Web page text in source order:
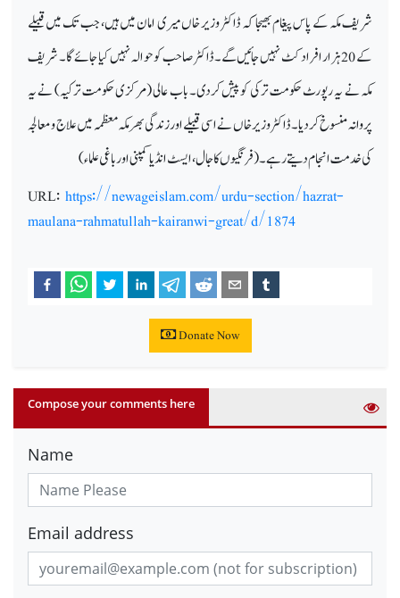
شریف مکہ کے پاس پیغام بھیجا کہ ڈاکٹر وزیر خاں میری امان میں ہیں، جب تک میں قبیلے
کے 20ہزار افراد کٹ نہیں جائیں گے۔ڈاکٹر صاحب کو حوالہ نہیں کیا جائے گا۔ شریف
مکہ نے یہ رپورٹ حکومت ترکی کو پیش کردی۔ باب عالی (مرکزی حکومت ترکیہ) نے یہ
پروانہ منسوخ کردیا۔ ڈاکٹر وزیرخاں نے اسی قبیلے اور زندگی بھر مکہ معظمہ میں علاج و معالجہ
کی خدمت انجام دیتے رہے۔(فرنگیوں کا جال،ایسٹ انڈیا کمپنی اور باغی علماء)
URL: https://newageislam.com/urdu-section/hazrat-
maulana-rahmatullah-kairanwi-great/d/1874
Donate Now
Compose your comments here
Name
Email address